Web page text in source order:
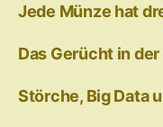
Jede Münze hat
Das Gerücht in
Störche, Big Data